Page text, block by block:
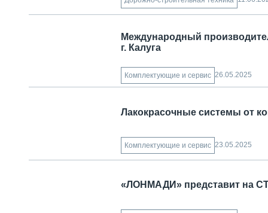
Международный
г. Калуга
Комплектующие и сервис 26.05.2025
Лакокрасочные системы от
Комплектующие и сервис 23.05.2025
«ЛОНМАДИ» представит на